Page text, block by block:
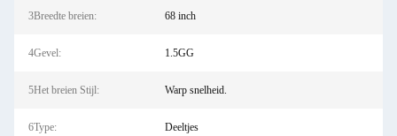
3Breedte breien: 68 inch
4Gevel: 1.5GG
5Het breien Stijl: Warp snelheid.
6Type: Deeltjes